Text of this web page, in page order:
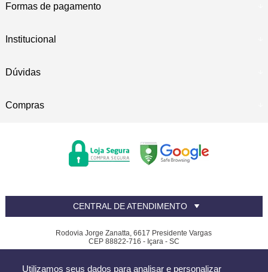
Utilizamos seus dados para analisar e personalizar
Formas de pagamento
Institucional
Dúvidas
Compras
CENTRAL DE ATENDIMENTO
Rodovia Jorge Zanatta, 6617 Presidente Vargas
CEP 88822-716 - Içara - SC